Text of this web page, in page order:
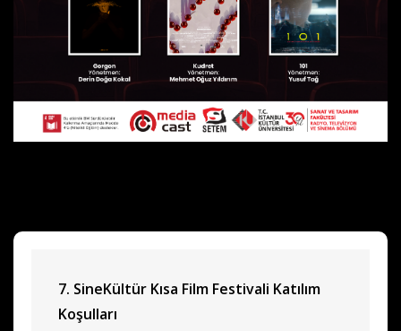
7. SineKültür Kısa Film Festivali Katılım
Koşulları